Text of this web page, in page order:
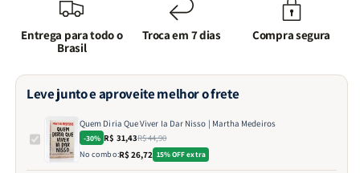
Entrega para todo o
Brasil
Troca em 7 dias Compra segura
Leve junto e aproveite melhor o frete
Quem Diria Que Viver Ia Dar Nisso | Martha Medeiros
-30% R$ 31,43R$ 44,90
No combo:R$ 26,72 15% OFF extra